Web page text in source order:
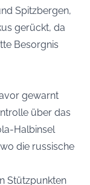
Spitzbergen,
gerückt, da
Besorgnis
gewarnt
über das
Halbinsel
die russische
Stützpunkten